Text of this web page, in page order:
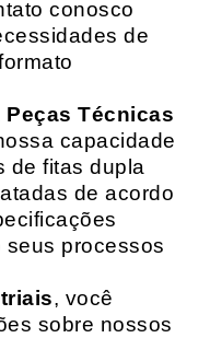
conosco
de
Peças Técnicas
capacidade
de fitas dupla
de acordo
seus processos
, você
sobre nossos